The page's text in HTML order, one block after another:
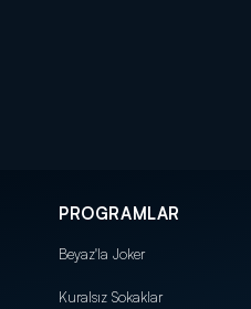
PROGRAMLAR
Beyaz'la Joker
Kuralsız Sokaklar